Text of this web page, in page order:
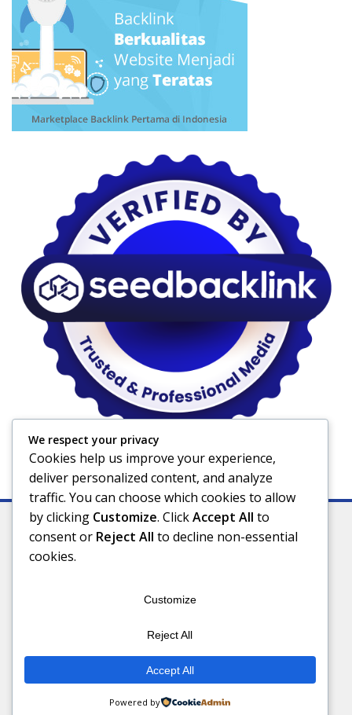
Pedoman Media Siber
Connect With Us
©Kuburaya news - 2025
We respect your privacy
Cookies help us improve your experience,
deliver personalized content, and analyze
traffic. You can choose which cookies to allow
by clicking Customize. ClickAccept All to
consent or Reject All to decline non-essential
cookies.
Customize
Reject All
Accept All
Powered by